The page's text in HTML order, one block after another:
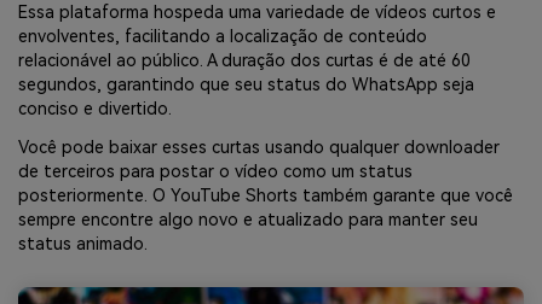
Essa plataforma hospeda uma variedade de vídeos curtos e
envolventes, facilitando a localização de conteúdo
relacionável ao público. A duração dos curtas é de até 60
segundos, garantindo que seu status do WhatsApp seja
conciso e divertido.
Você pode baixar esses curtas usando qualquer downloader
de terceiros para postar o vídeo como um status
posteriormente. O YouTube Shorts também garante que você
sempre encontre algo novo e atualizado para manter seu
status animado.